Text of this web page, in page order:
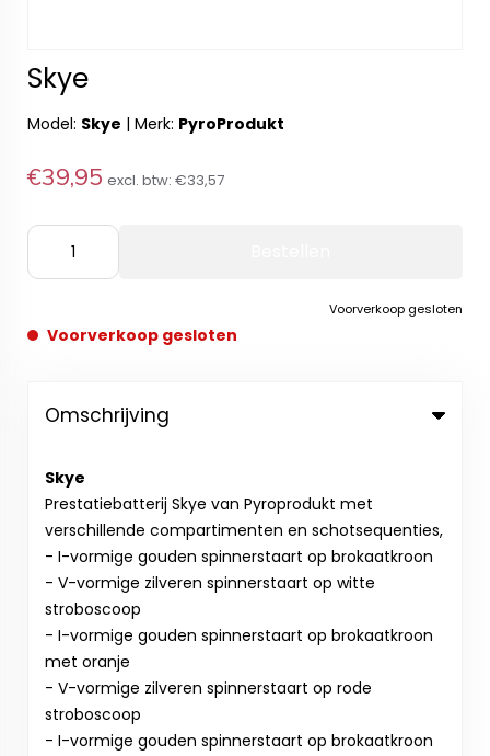
Skye
Model: Skye | Merk: PyroProdukt
€39,95 excl. btw: €33,57
Voorverkoop gesloten
Voorverkoop gesloten
Omschrijving
Skye
Prestatiebatterij Skye van Pyroprodukt met
verschillende compartimenten en schotsequenties,
- I-vormige gouden spinnerstaart op brokaatkroon
- V-vormige zilveren spinnerstaart op witte
stroboscoop
- I-vormige gouden spinnerstaart op brokaatkroon
met oranje
- V-vormige zilveren spinnerstaart op rode
stroboscoop
- I-vormige gouden spinnerstaart op brokaatkroon